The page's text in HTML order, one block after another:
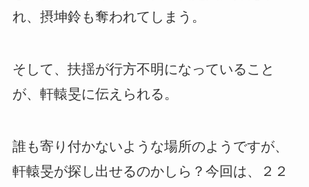
れ、摂坤鈴も奪われてしまう。
そして、扶揺が行方不明になっていること
が、軒轅旻に伝えられる。
誰も寄り付かないような場所のようですが、
軒轅旻が探し出せるのかしら？今回は、２２